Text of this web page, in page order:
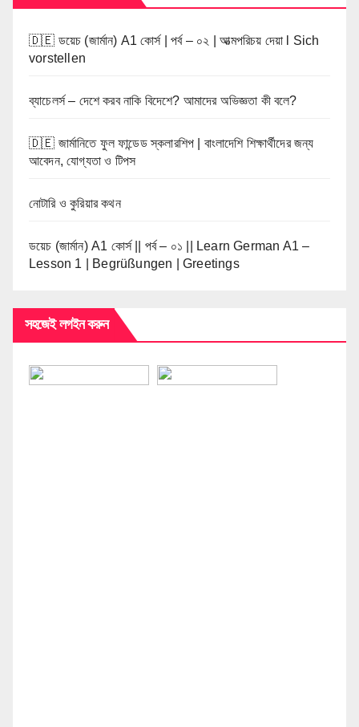
🇩🇪 ডয়েচ (জার্মান) A1 কোর্স | পর্ব – ০২ | আত্মপরিচয় দেয়া l Sich
vorstellen
ব্যাচেলর্স – দেশে করব নাকি বিদেশে? আমাদের অভিজ্ঞতা কী বলে?
🇩🇪 জার্মানিতে ফুল ফান্ডেড স্কলারশিপ | বাংলাদেশি শিক্ষার্থীদের জন্য
আবেদন, যোগ্যতা ও টিপস
নোটারি ও কুরিয়ার কথন
ডয়েচ (জার্মান) A1 কোর্স || পর্ব – ০১ || Learn German A1 –
Lesson 1 | Begrüßungen | Greetings
সহজেই লগইন করুন